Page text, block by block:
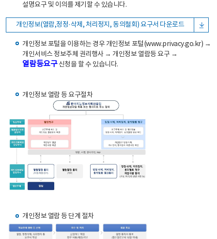
설명요구 및 이의를 제기할 수 있습니다.
개인정보(열람,정정·삭제, 처리정지, 동의철회) 요구서 다운로드
개인정보 포털을 이용하는 경우 개인정보 포털(www.privacy.go.kr) →
개인서비스 정보주체 권리행사 → 개인정보 열람등 요구 →
열람등요구신청을 할 수 있습니다.
개인정보 열람 등 요구절차
개인정보 열람 등 단계 절차